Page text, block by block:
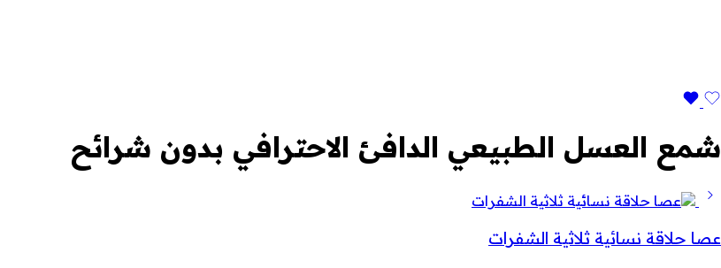
شمع العسل الطبيعي الدافئ الاحترافي بدون شرائح
عصا حلاقة نسائية ثلاثية الشفرات